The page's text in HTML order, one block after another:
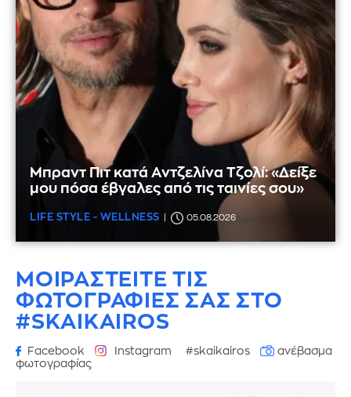
Μπραντ Πιτ κατά Αντζελίνα Τζολί: «Δείξε
μου πόσα έβγαλες από τις ταινίες σου»
LIFE STYLE - WELLNESS 05.08.2026
ΜΟΙΡΑΣΤΕΙΤΕ ΤΙΣ
ΦΩΤΟΓΡΑΦΙΕΣ ΣΑΣ ΣΤΟ
#SKAIKAIROS
Facebook Instagram #skaikairos
ανέβασμα
φωτογραφίας